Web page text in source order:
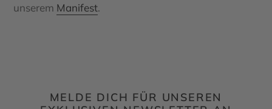
unserem Manifest.
MELDE DICH FÜR UNSEREN